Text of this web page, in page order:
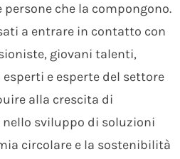
persone che la compongono.
a entrare in contatto con
giovani talenti,
e esperte del settore
alla crescita di
nello sviluppo di soluzioni
circolare e la sostenibilità